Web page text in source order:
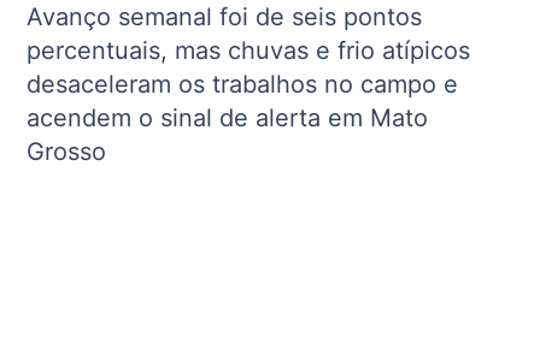
Avanço semanal foi de seis pontos
percentuais, mas chuvas e frio atípicos
desaceleram os trabalhos no campo e
acendem o sinal de alerta em Mato
Grosso